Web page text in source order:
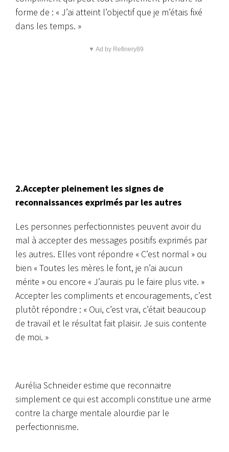
forme de : « J’ai atteint l’objectif que je m’étais fixé
dans les temps. »
▼ Ad by Refinery89
2.Accepter pleinement les signes de
reconnaissances exprimés par les autres
Les personnes perfectionnistes peuvent avoir du
mal à accepter des messages positifs exprimés par
les autres. Elles vont répondre « C’est normal » ou
bien « Toutes les mères le font, je n’ai aucun
mérite » ou encore « J’aurais pu le faire plus vite. »
Accepter les compliments et encouragements, c’est
plutôt répondre : « Oui, c’est vrai, c’était beaucoup
de travail et le résultat fait plaisir. Je suis contente
de moi. »
Aurélia Schneider estime que reconnaitre
simplement ce qui est accompli constitue une arme
contre la charge mentale alourdie par le
perfectionnisme.